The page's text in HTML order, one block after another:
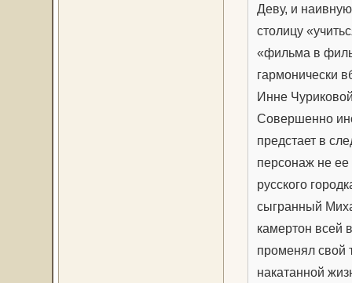
Деву, и
столицу
«фильма в
гармонически
Инне
Совершенно
предстает в
персонаж не
русского
сыгранный
камертон всей
променял свой
накатанной